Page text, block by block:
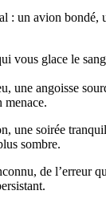
un avion bondé,
vous glace le
une angoisse
menace.
une soirée
sombre.
de l’erreur